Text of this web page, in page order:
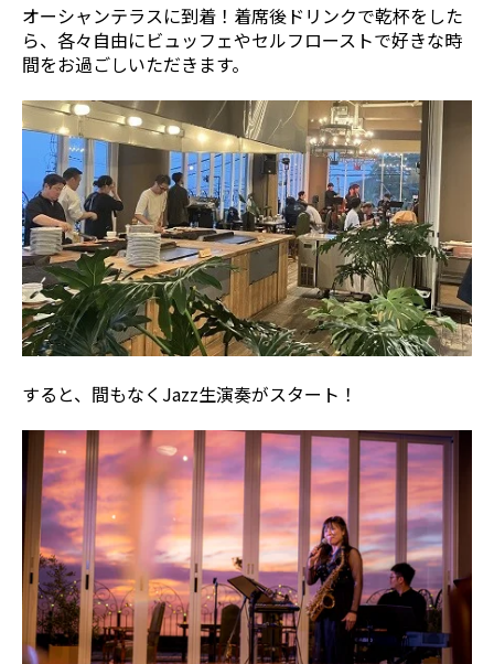
オーシャンテラスに到着！着席後ドリンクで乾杯をした
ら、各々自由にビュッフェやセルフローストで好きな時
間をお過ごしいただきます。
すると、間もなくJazz生演奏がスタート！